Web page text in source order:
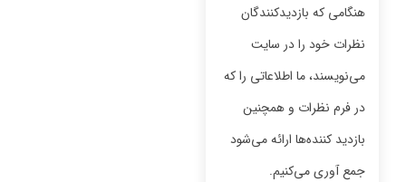
هنگامی که بازدیدکنندگان
نظرات خود را در سایت
می‌نویسند، ما اطلاعاتی را که
در فرم نظرات و همچنین
بازدید کننده‌ها ارائه می‌شود
جمع آوری می‌کنیم.